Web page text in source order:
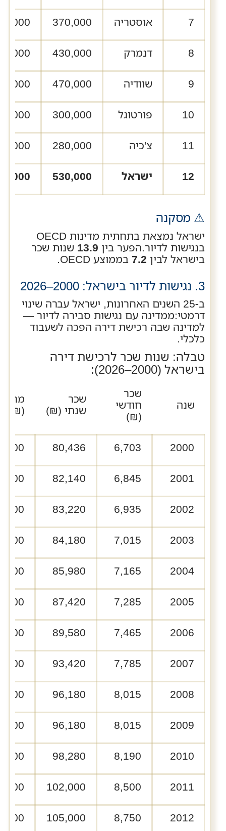
7 אוסטריה 370,000
8 דנמרק 430,000
9 שוודיה 470,000
10 פורטוגל 300,000
11 צ'כיה 280,000
12 ישראל 530,000
⚠ מסקנה
ישראל נמצאת בתחתית מדינות OECD
בנגישות לדיור.הפער בין 13.9שנות שכר
בישראל לבין 7.2בממוצע OECD.
3. נגישות לדיור בישראל: 2000–2026
ב‑25 השנים האחרונות, ישראל עברה שינוי
דרמטי:ממדינה עם נגישות סבירה לדיור —
למדינה שבה רכישת דירה הפכה לשעבוד
כלכלי.
טבלה: שנות שכר לרכישת דירה
בישראל (2000–2026):
שנה
שכר
חודשי
(₪)
שכר
שנתי (₪)
מחיר
(₪)
2000
6,703
80,436
2001
6,845
82,140
2002
6,935
83,220
2003
7,015
84,180
2004
7,165
85,980
2005
7,285
87,420
2006
7,465
89,580
2007
7,785
93,420
2008
8,015
96,180
2009
8,015
96,180
2010
8,190
98,280
2011
8,500
102,000
2012
8,750
105,000